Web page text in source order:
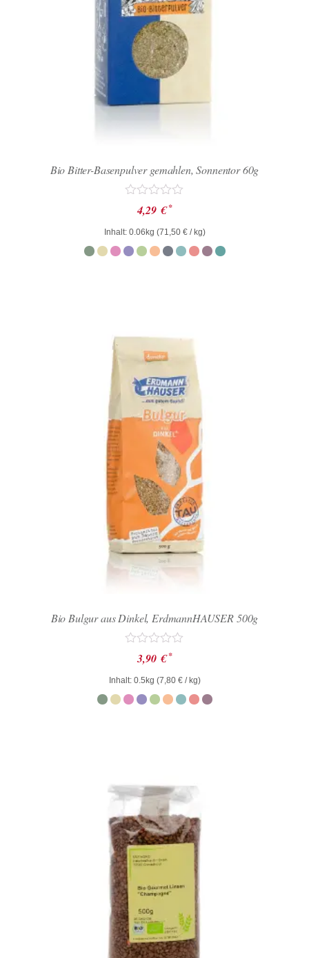
Bio Bitter-Basenpulver gemahlen, Sonnentor 60g
Bewertet
mit
0
von
5
4,29 € *
Inhalt: 0.06kg (71,50 €/ kg)
Bio Bulgur aus Dinkel, ErdmannHAUSER 500g
Bewertet
mit
0
von
5
3,90 € *
Inhalt: 0.5kg (7,80 €/ kg)